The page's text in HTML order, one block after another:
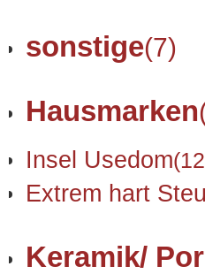
sonstige(7)
Hausmarken
Insel Usedom
Extrem hart
Keramik/